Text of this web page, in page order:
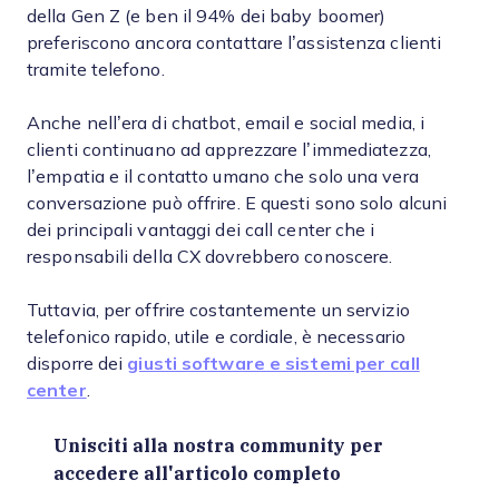
della Gen Z (e ben il 94% dei baby boomer)
preferiscono ancora contattare l’assistenza clienti
tramite telefono.
Anche nell’era di chatbot, email e social media, i
clienti continuano ad apprezzare l’immediatezza,
l’empatia e il contatto umano che solo una vera
conversazione può offrire. E questi sono solo alcuni
dei principali vantaggi dei call center che i
responsabili della CX dovrebbero conoscere.
Tuttavia, per offrire costantemente un servizio
telefonico rapido, utile e cordiale, è necessario
disporre dei giusti software e sistemi per call
center
Unisciti alla nostra community per
accedere all'articolo completo